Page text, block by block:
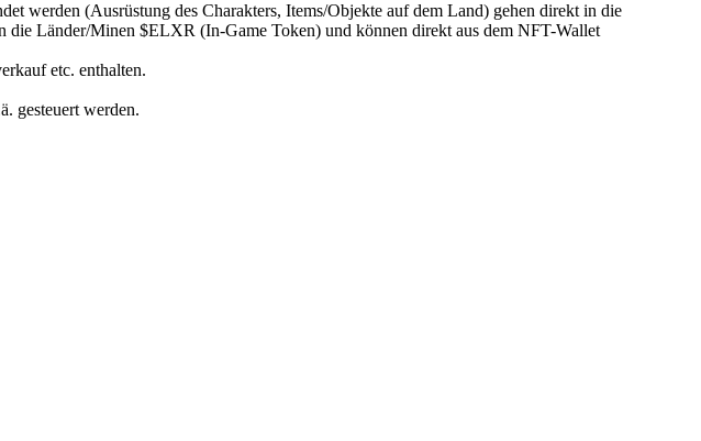
werden (Ausrüstung des Charakters, Items/Objekte auf dem Land) gehen direkt in die
die Länder/Minen $ELXR (In-Game Token) und können direkt aus dem NFT-Wallet
etc. enthalten.
gesteuert werden.